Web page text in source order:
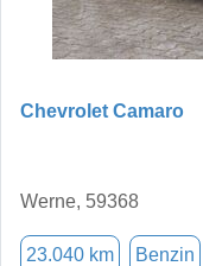
Chevrolet Camaro
Werne, 59368
23.040 km Benzin